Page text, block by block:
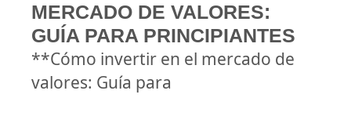
MERCADO DE VALORES:
GUÍA PARA PRINCIPIANTES
**Cómo invertir en el mercado de
valores: Guía para